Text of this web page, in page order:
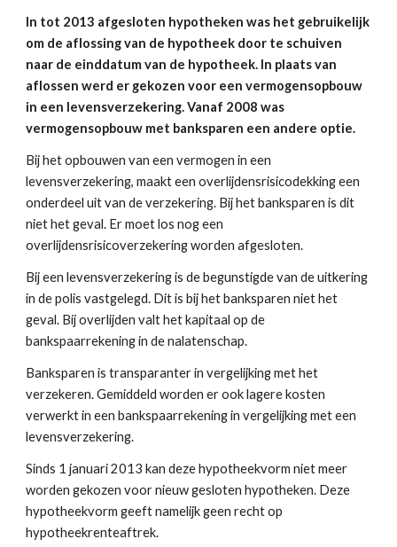
In tot 2013 afgesloten hypotheken was het gebruikelijk
om de aflossing van de hypotheek door te schuiven
naar de einddatum van de hypotheek. In plaats van
aflossen werd er gekozen voor een vermogensopbouw
in een levensverzekering. Vanaf 2008 was
vermogensopbouw met banksparen een andere optie.
Bij het opbouwen van een vermogen in een
levensverzekering, maakt een overlijdensrisicodekking een
onderdeel uit van de verzekering. Bij het banksparen is dit
niet het geval. Er moet los nog een
overlijdensrisicoverzekering worden afgesloten.
Bij een levensverzekering is de begunstigde van de uitkering
in de polis vastgelegd. Dit is bij het banksparen niet het
geval. Bij overlijden valt het kapitaal op de
bankspaarrekening in de nalatenschap.
Banksparen is transparanter in vergelijking met het
verzekeren. Gemiddeld worden er ook lagere kosten
verwerkt in een bankspaarrekening in vergelijking met een
levensverzekering.
Sinds 1 januari 2013 kan deze hypotheekvorm niet meer
worden gekozen voor nieuw gesloten hypotheken. Deze
hypotheekvorm geeft namelijk geen recht op
hypotheekrenteaftrek.